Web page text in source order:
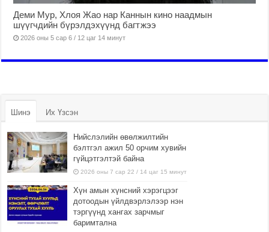
Деми Мур, Хлоя Жао нар Каннын кино наадмын
шүүгчдийн бүрэлдэхүүнд багтжээ
2026 оны 5 сар 6 / 12 цаг 14 минут
Шинэ Их Үзсэн
Нийслэлийн өвөлжилтийн
бэлтгэл ажил 50 орчим хувийн
гүйцэтгэлтэй байна
2026 оны 7 сар 22 / 14 цаг 15 минут
Хүн амын хүнсний хэрэгцээг
дотоодын үйлдвэрлэлээр нэн
тэргүүнд хангах зарчмыг
баримтална